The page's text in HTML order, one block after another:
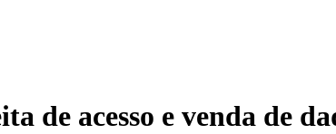
acesso e venda de